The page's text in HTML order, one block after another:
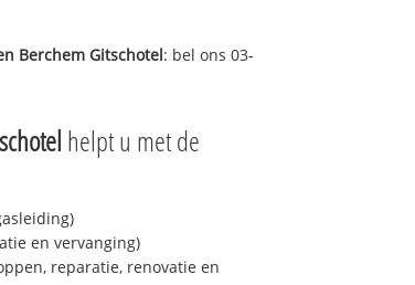
Berchem Gitschotel: bel ons 03-
helpt u met de
en vervanging)
reparatie, renovatie en